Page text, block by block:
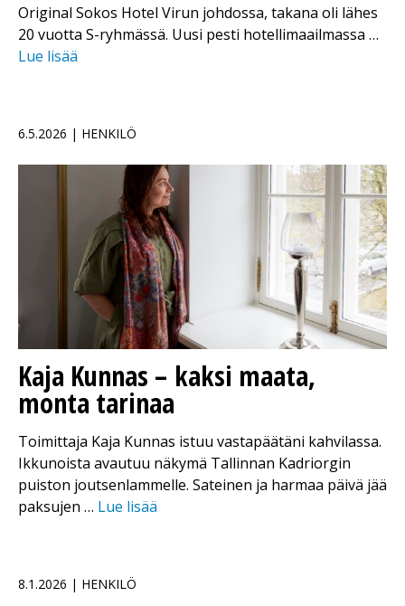
Original Sokos Hotel Virun johdossa, takana oli lähes
20 vuotta S-ryhmässä. Uusi pesti hotellimaailmassa …
Lue lisää
6.5.2026 | HENKILÖ
Kaja Kunnas – kaksi maata,
monta tarinaa
Toimittaja Kaja Kunnas istuu vastapäätäni kahvilassa.
Ikkunoista avautuu näkymä Tallinnan Kadriorgin
puiston joutsenlammelle. Sateinen ja harmaa päivä jää
paksujen … Lue lisää
8.1.2026 | HENKILÖ